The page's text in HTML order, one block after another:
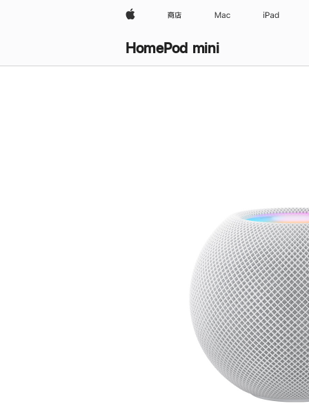
Apple 商店 Mac iPad
HomePod mini